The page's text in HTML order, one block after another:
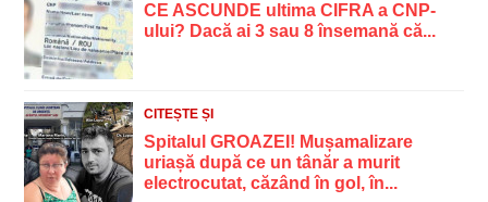
CE ASCUNDE ultima CIFRA a CNP-
ului? Dacă ai 3 sau 8 însemană că...
CITEȘTE ȘI
Spitalul GROAZEI! Mușamalizare
uriașă după ce un tânăr a murit
electrocutat, căzând în gol, în...